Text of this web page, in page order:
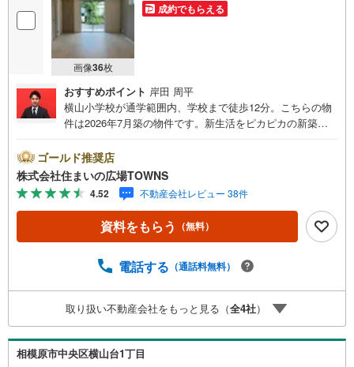
画像36枚
成約でもらえる
おすすめポイント 岸田 周平
横山小学校が通学範囲内、学校まで徒歩12分。こちらの物
件は2026年7月築の物件です。新生活をピカピカの新築戸
期優良住宅となっております。きれいで使い勝手の良いシ
ステムキッチン付きの物件になります。浴室乾燥機のある
お風呂場は洗濯物を干すときにも便利です。来客が一目で
わかるTVインターホン付き。建物面積は94.39平米となっ
ており広々とした空間で生活することができます。宅配ボ
ックス付きですので時間を気にせず荷物受け取りができま
社まで。南東向きの物件をお探しの方、コチラよりご覧く
新築物件で、快適な生活をおくりましょう。顔が見える安
心のTVインターホン付きです。この度は、数ある物件の中
から弊社の物件をご覧いただき、誠にありがとうございま
す。もし気になる点があればお気軽にお問い合わせくださ
い。お客様の理想の住まい探しを、心を込めてお手伝いさ
ゴールド推奨店
株式会社住まいの広場TOWNS
4.52 不動産会社レビュー 38件
資料をもらう （無料）
電話する （通話料無料）
取り扱い不動産会社をもっと見る（全4社）
相模原市中央区横山台1丁目